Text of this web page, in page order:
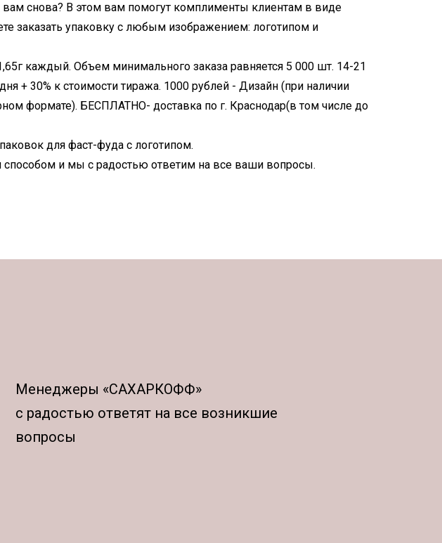
вам снова? В этом вам помогут комплименты клиентам в виде
заказать упаковку с любым изображением: логотипом и
каждый. Объем минимального заказа равняется 5 000 шт. 14-21
+ 30% к стоимости тиража. 1000 рублей - Дизайн (при наличии
формате). БЕСПЛАТНО- доставка по г. Краснодар(в том числе до
для фаст-фуда с логотипом.
и мы с радостью ответим на все ваши вопросы.
Менеджеры «САХАРКОФФ»
с радостью ответят на все возникшие
вопросы